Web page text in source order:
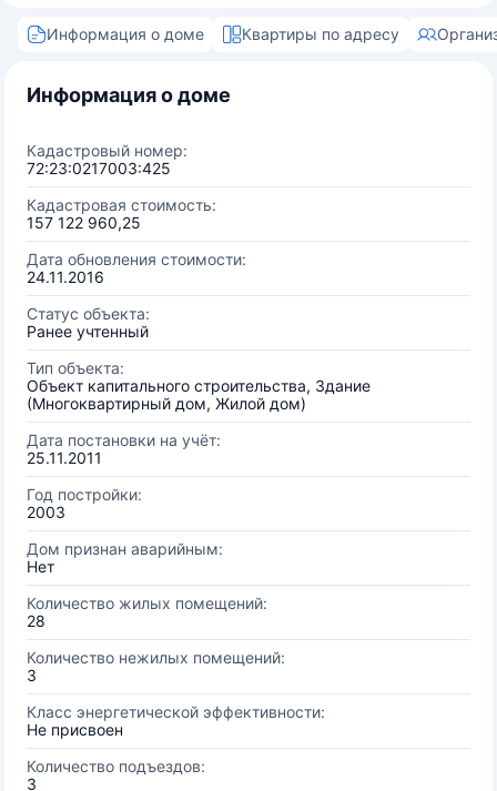
Информация о доме Квартиры по адресу
Информация о доме
Кадастровый номер:
72:23:0217003:425
Кадастровая стоимость:
157 122 960,25
Дата обновления стоимости:
24.11.2016
Статус объекта:
Ранее учтенный
Тип объекта:
Объект капитального строительства, Здание
(Многоквартирный дом, Жилой дом)
Дата постановки на учёт:
25.11.2011
Год постройки:
2003
Дом признан аварийным:
Нет
Количество жилых помещений:
28
Количество нежилых помещений:
3
Класс энергетической эффективности:
Не присвоен
Количество подъездов:
3